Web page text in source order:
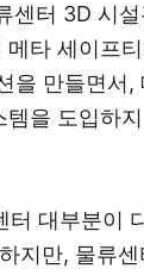
센터 3D 시
타 세이프
을 만들면서,
을 도입하
터 대부분이
지만, 물류